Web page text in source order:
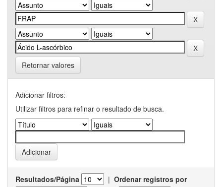
Retornar valores
Adicionar filtros:
Utilizar filtros para refinar o resultado de busca.
Resultados/Página | Ordenar registros por